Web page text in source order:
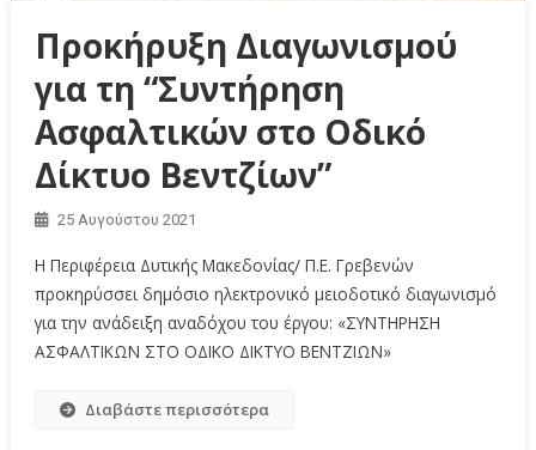
Προκήρυξη Διαγωνισμού
για τη “Συντήρηση
Ασφαλτικών στο Οδικό
Δίκτυο Βεντζίων”
25 Αυγούστου 2021
Η Περιφέρεια Δυτικής Μακεδονίας/ Π.Ε. Γρεβενών
προκηρύσσει δημόσιο ηλεκτρονικό μειοδοτικό διαγωνισμό
για την ανάδειξη αναδόχου του έργου: «ΣΥΝΤΗΡΗΣΗ
ΑΣΦΑΛΤΙΚΩΝ ΣΤΟ ΟΔΙΚΟ ΔΙΚΤΥΟ ΒΕΝΤΖΙΩΝ»
Διαβάστε περισσότερα